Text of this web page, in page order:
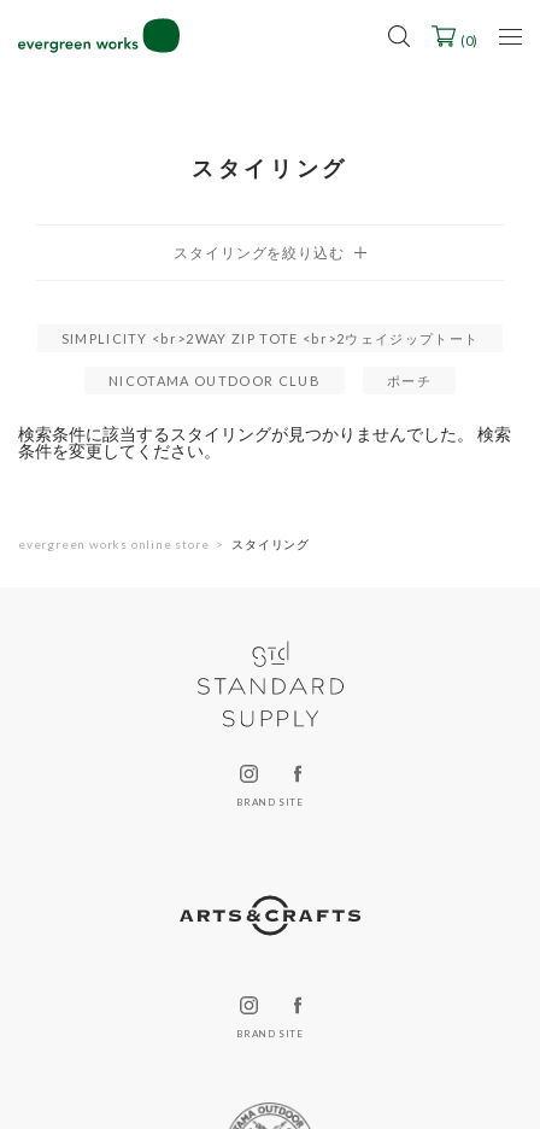
2027年ご入学用ランドセル受注会スケジュール
(0)
スタイリング
SIMPLICITY <br>2WAY ZIP TOTE <br>2ウェイジップトート
NICOTAMA OUTDOOR CLUB ポーチ
検索条件に該当するスタイリングが見つかりませんでした。 検索
条件を変更してください。
evergreen works online store スタイリング
BRAND SITE
BRAND SITE